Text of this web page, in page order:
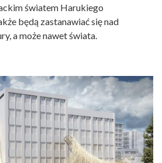
światem Harukiego
będą zastanawiać się nad
a może nawet świata.